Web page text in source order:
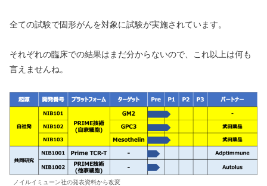
全ての試験で固形がんを対象に試験が実施されています。
それぞれの臨床での結果はまだ分からないので、これ以上は何も
言えませんね。
ノイルイミューン社の発表資料から改変